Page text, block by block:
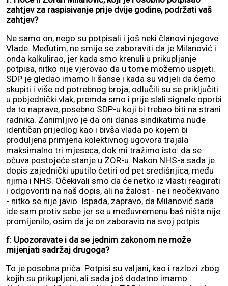
zahtjev za raspisivanje prije dvije godine, podržati vaš
zahtjev?
Ne samo on, nego su potpisali i još neki članovi njegove
Vlade. Međutim, ne smije se zaboraviti da je Milanović i
onda kalkulirao, jer kada smo krenuli u prikupljanje
potpisa, nitko nije vjerovao da u tome možemo uspjeti.
SDP je gledao imamo li šanse i kada su vidjeli da ćemo
skupiti i više od potrebnog broja, odlučili su se priključiti
u pobjednički vlak, premda smo i prije slali signale oporbi
da to naprave, posebno SDP-u koji bi trebao biti na strani
radnika. Zanimljivo je da oni danas sindikatima nude
identičan prijedlog kao i bivša vlada po kojem bi
produljena primjena kolektivnog ugovora trajala
maksimalno tri mjeseca, dok mi tražimo isto: da se
očuva postojeće stanje u ZOR-u. Nakon NHS-a sada je
dopis zajednički uputilo četiri od pet središnjica, među
njima i NHS. Očekivali smo da će netko iz vlasti reagirati
i odgovoriti na naš dopis, ali na žalost - ne i neočekivano
- nitko se nije javio. Ispada, zapravo, da Milanović sada
ide sam protiv sebe jer se u međuvremenu baš ništa nije
promijenilo, osim da je on zaboravio na svoj potpis.
f: Upozoravate i da se jednim zakonom ne može
mijenjati sadržaj drugoga?
To je posebna priča. Potpisi su valjani, kao i razlozi zbog
kojih su prikupljeni, ali sada još dodatno imamo